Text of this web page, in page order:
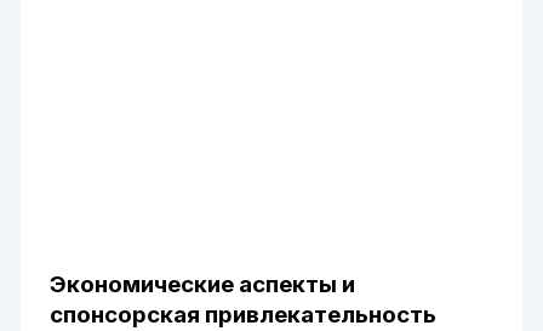
Экономические аспекты и
спонсорская привлекательность